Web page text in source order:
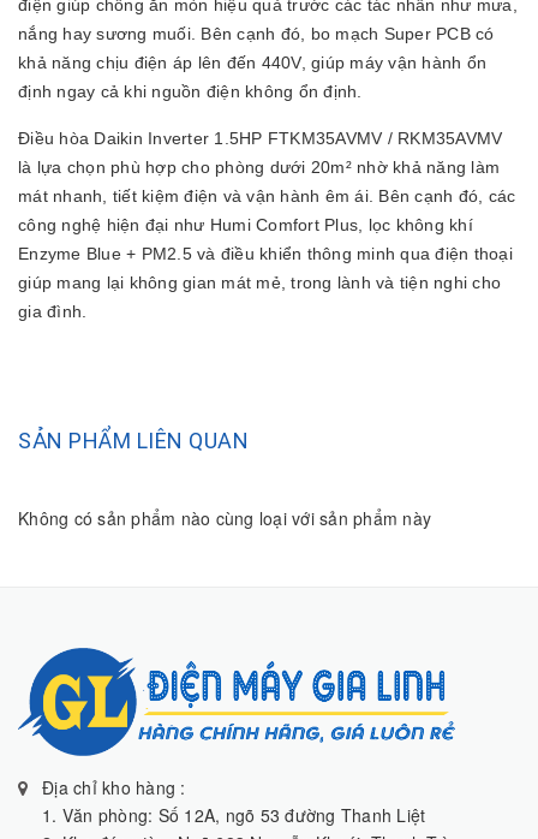
điện giúp chống ăn mòn hiệu quả trước các tác nhân như mưa,
nắng hay sương muối. Bên cạnh đó, bo mạch Super PCB có
khả năng chịu điện áp lên đến 440V, giúp máy vận hành ổn
định ngay cả khi nguồn điện không ổn định.
Điều hòa Daikin Inverter 1.5HP FTKM35AVMV / RKM35AVMV
là lựa chọn phù hợp cho phòng dưới 20m² nhờ khả năng làm
mát nhanh, tiết kiệm điện và vận hành êm ái. Bên cạnh đó, các
công nghệ hiện đại như Humi Comfort Plus, lọc không khí
Enzyme Blue + PM2.5 và điều khiển thông minh qua điện thoại
giúp mang lại không gian mát mẻ, trong lành và tiện nghi cho
gia đình.
SẢN PHẨM LIÊN QUAN
Không có sản phẩm nào cùng loại với sản phẩm này
Địa chỉ kho hàng :
1. Văn phòng: Số 12A, ngõ 53 đường Thanh Liệt